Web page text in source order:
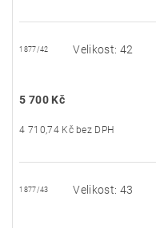
1877/42 Velikost: 42
5 700 Kč
4 710,74 Kč bez DPH
1877/43 Velikost: 43